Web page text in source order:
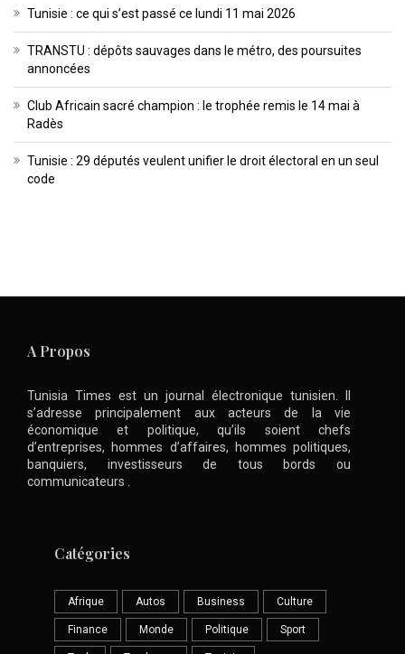
Tunisie : ce qui s’est passé ce lundi 11 mai 2026
TRANSTU : dépôts sauvages dans le métro, des poursuites
annoncées
Club Africain sacré champion : le trophée remis le 14 mai à
Radès
Tunisie : 29 députés veulent unifier le droit électoral en un seul
code
A Propos
Tunisia Times est un journal électronique tunisien. Il
s’adresse principalement aux acteurs de la vie
économique et politique, qu’ils soient chefs
d’entreprises, hommes d’affaires, hommes politiques,
banquiers, investisseurs de tous bords ou
communicateurs .
Catégories
Afrique Autos Business Culture
Finance Monde Politique Sport